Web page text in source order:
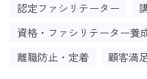
認定ファシリテーター
資格・ファシリテーター養
離職防止・定着
顧客満